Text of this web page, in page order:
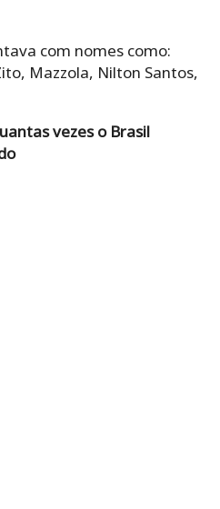
com nomes como:
Mazzola, Nilton Santos,
vezes o Brasil